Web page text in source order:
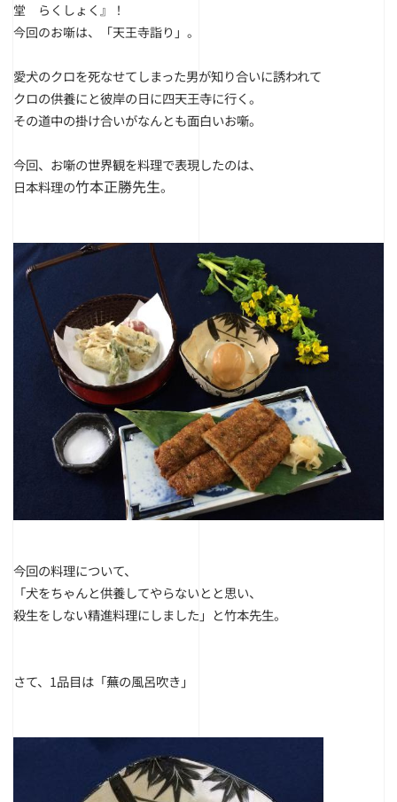
堂 らくしょく』！
今回のお噺は、「天王寺詣り」。
愛犬のクロを死なせてしまった男が知り合いに誘われて
クロの供養にと彼岸の日に四天王寺に行く。
その道中の掛け合いがなんとも面白いお噺。
今回、お噺の世界観を料理で表現したのは、
日本料理の竹本正勝先生。
今回の料理について、
「犬をちゃんと供養してやらないとと思い、
殺生をしない精進料理にしました」と竹本先生。
さて、1品目は「蕪の風呂吹き」